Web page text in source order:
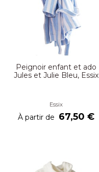
Peignoir enfant et ado
Jules et Julie Bleu, Essix
Essix
À partir de 67,50 €